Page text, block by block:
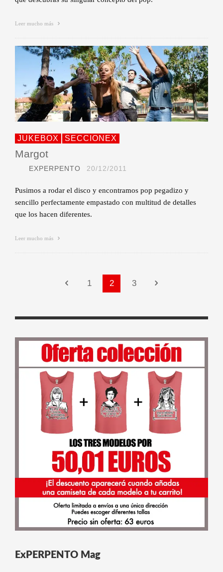
Leer mucho más
JUKEBOX SECCIONEX
Margot
EXPERPENTO 20/12/2011
Pusimos a rodar el disco y encontramos pop pegadizo y
sencillo perfectamente empastado con multitud de detalles
que los hacen diferentes.
Leer mucho más
1 2 3
ExPERPENTO Mag